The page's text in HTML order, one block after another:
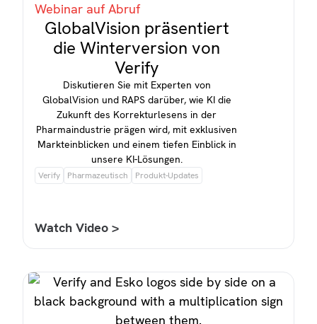
Webinar auf Abruf
GlobalVision präsentiert
die Winterversion von
Verify
Diskutieren Sie mit Experten von
GlobalVision und RAPS darüber, wie KI die
Zukunft des Korrekturlesens in der
Pharmaindustrie prägen wird, mit exklusiven
Markteinblicken und einem tiefen Einblick in
unsere KI-Lösungen.
Verify Pharmazeutisch Produkt-Updates
Watch Video >